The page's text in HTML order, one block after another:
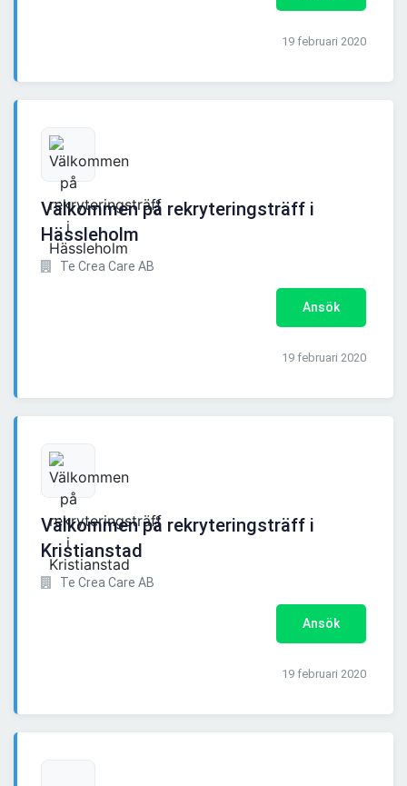
19 februari 2020
Välkommen på rekryteringsträff i
Hässleholm
Te Crea Care AB
Ansök
19 februari 2020
Välkommen på rekryteringsträff i
Kristianstad
Te Crea Care AB
Ansök
19 februari 2020